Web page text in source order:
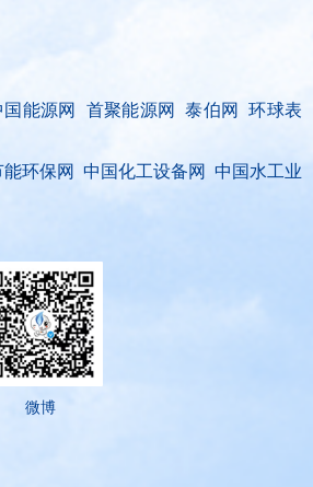
能源网 首聚能源网 泰伯网 环球表
环保网 中国化工设备网 中国水工业
微博